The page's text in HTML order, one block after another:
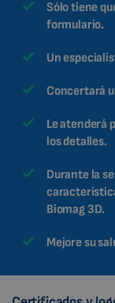
Sólo tiene
formulario.
Un
Concertará
Le atenderá
los detalles.
Durante la
Biomag 3D.
Mejore su